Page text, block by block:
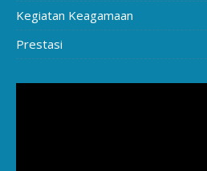
Kegiatan Keagamaan
Prestasi